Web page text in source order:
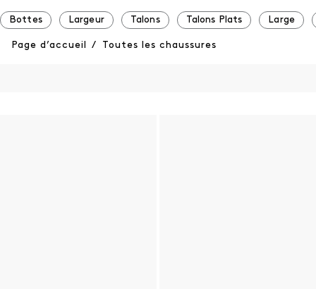
Bottes Largeur Talons Talons Plats Large
Page d’accueil / Toutes les chaussures